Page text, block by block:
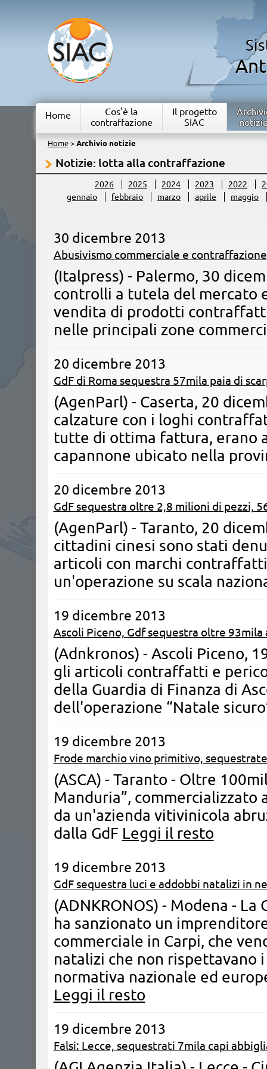
Home
Cos'è la
contraffazione
Il progetto
SIAC
Home> Archivio notizie
Notizie: lotta alla contraffazione
2026 2025 2024 2023 2022
gennaio
febbraio marzo aprile maggio
30 dicembre 2013
Abusivismo commerciale e contraffazione
(Italpress) - Palermo, 30
controlli a tutela del mercato
vendita di prodotti
nelle principali zone
20 dicembre 2013
GdF di Roma sequestra 57mila paia di
(AgenParl) - Caserta, 20
calzature con i loghi
tutte di ottima fattura, erano
capannone ubicato nella
20 dicembre 2013
GdF sequestra oltre 2,8 milioni di pezzi,
(AgenParl) - Taranto, 20
cittadini cinesi sono stati
articoli con marchi
un'operazione su scala
19 dicembre 2013
Ascoli Piceno, Gdf sequestra oltre
(Adnkronos) - Ascoli Piceno,
gli articoli contraffatti e
della Guardia di Finanza di
dell'operazione “Natale
19 dicembre 2013
Frode marchio vino primitivo,
(ASCA) - Taranto - Oltre
Manduria”, commercializzato
da un'azienda vitivinicola
dalla GdF Leggi il resto
19 dicembre 2013
GdF sequestra luci e addobbi natalizi in
(ADNKRONOS) - Modena -
ha sanzionato un
commerciale in Carpi, che
natalizi che non rispettavano
normativa nazionale ed
Leggi il resto
19 dicembre 2013
Falsi: Lecce, sequestrati 7mila capi